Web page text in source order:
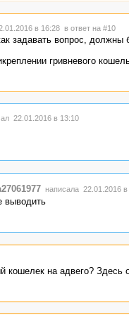
в 16:28 в ответ на #10
задавать вопрос, должны
гривневого
22.01.2016 в 13:10
написала 22.01.2016 в
выводить
кошелек на адвего? Здесь